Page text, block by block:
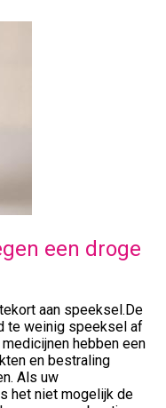
een droge
aan speeksel.De
te weinig speeksel af
hebben een
en bestraling
Als uw
het niet mogelijk de